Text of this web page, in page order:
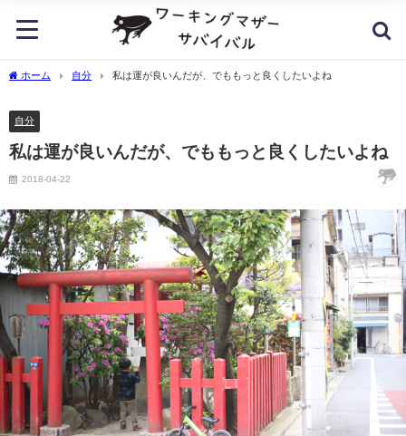
ホーム 自分 私は運が良いんだが、でももっと良くしたいよね
自分
私は運が良いんだが、でももっと良くしたいよね
2018-04-22